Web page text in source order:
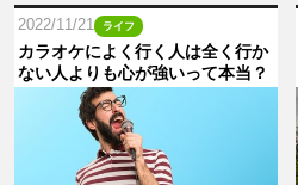
2022/11/21 ライフ
カラオケによく行く人は全く行か
ない人よりも心が強いって本当？